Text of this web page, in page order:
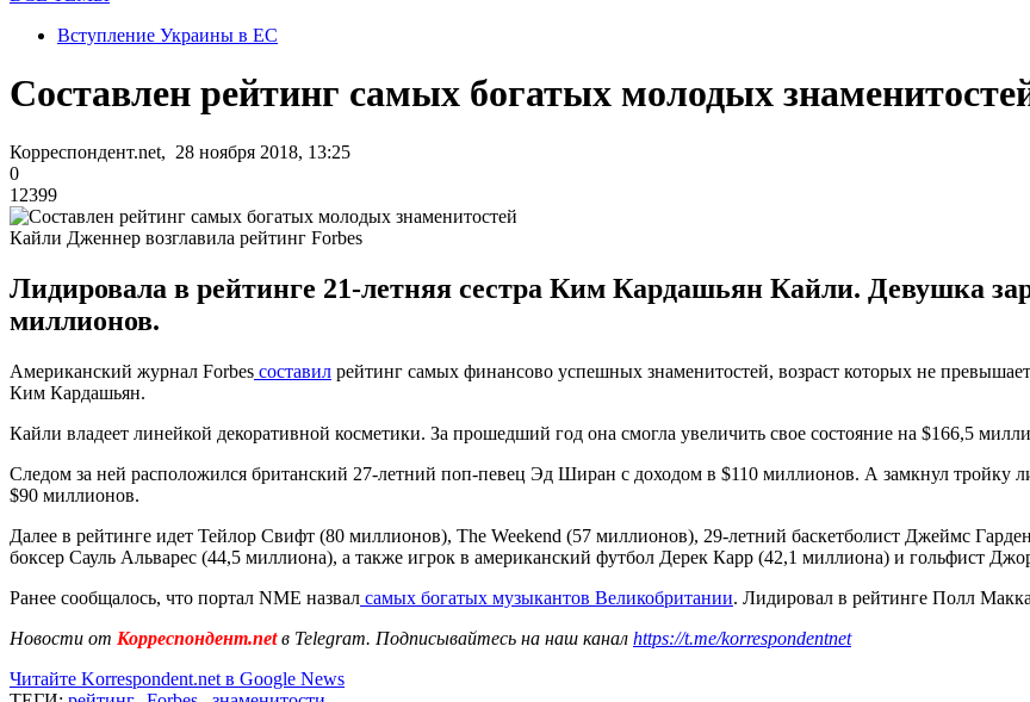
Вступление Украины в ЕС
Составлен рейтинг самых богатых молодых
Корреспондент.net, 28 ноября 2018, 13:25
0
12399
Кайли Дженнер возглавила рейтинг Forbes
Лидировала в рейтинге 21-летняя сестра Ким Кардашьян Кайли. Девушка
миллионов.
Американский журнал Forbes составил рейтинг самых финансово успешных знаменитостей, возраст которых не
Ким Кардашьян.
Кайли владеет линейкой декоративной косметики. За прошедший год она смогла увеличить свое состояние на $166,5
Следом за ней расположился британский 27-летний поп-певец Эд Ширан с доходом в $110 миллионов. А замкнул тройку
$90 миллионов.
Далее в рейтинге идет Тейлор Свифт (80 миллионов), The Weekend (57 миллионов), 29-летний баскетболист Джеймс
боксер Сауль Альварес (44,5 миллиона), а также игрок в американский футбол Дерек Карр (42,1 миллиона) и гольфист
Ранее сообщалось, что портал NME назвал самых богатых музыкантов Великобритании. Лидировал в рейтинге Полл
Новости от Корреспондент.netв Telegram. Подписывайтесь на наш канал https://t.me/korrespondentnet
Читайте Korrespondent.net в Google News